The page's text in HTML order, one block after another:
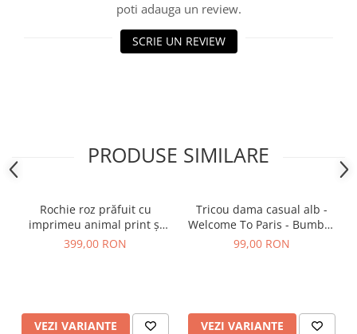
poti adauga un review.
SCRIE UN REVIEW
PRODUSE SIMILARE
Rochie roz prăfuit cu
imprimeu animal print și
curea
399,00 RON
VEZI VARIANTE
Tricou dama casual alb -
Welcome To Paris - Bumbac
Organic
99,00 RON
VEZI VARIANTE